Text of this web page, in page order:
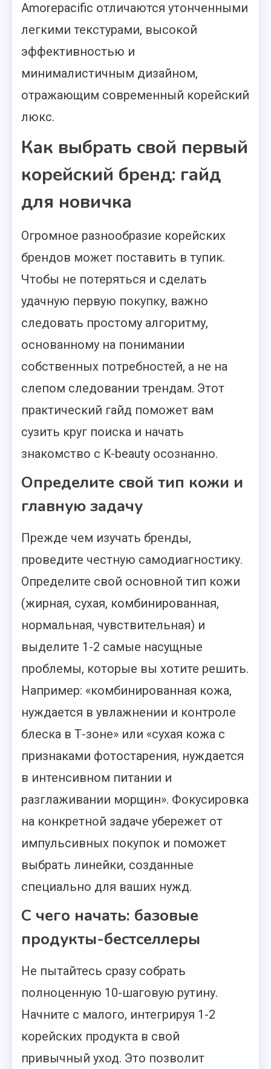
Amorepacific отличаются утонченными
легкими текстурами, высокой
эффективностью и
минималистичным дизайном,
отражающим современный корейский
люкс.
Как выбрать свой первый
корейский бренд: гайд
для новичка
Огромное разнообразие корейских
брендов может поставить в тупик.
Чтобы не потеряться и сделать
удачную первую покупку, важно
следовать простому алгоритму,
основанному на понимании
собственных потребностей, а не на
слепом следовании трендам. Этот
практический гайд поможет вам
сузить круг поиска и начать
знакомство с K-beauty осознанно.
Определите свой тип кожи и
главную задачу
Прежде чем изучать бренды,
проведите честную самодиагностику.
Определите свой основной тип кожи
(жирная, сухая, комбинированная,
нормальная, чувствительная) и
выделите 1-2 самые насущные
проблемы, которые вы хотите решить.
Например: «комбинированная кожа,
нуждается в увлажнении и контроле
блеска в Т-зоне» или «сухая кожа с
признаками фотостарения, нуждается
в интенсивном питании и
разглаживании морщин». Фокусировка
на конкретной задаче убережет от
импульсивных покупок и поможет
выбрать линейки, созданные
специально для ваших нужд.
С чего начать: базовые
продукты-бестселлеры
Не пытайтесь сразу собрать
полноценную 10-шаговую рутину.
Начните с малого, интегрируя 1-2
корейских продукта в свой
привычный уход. Это позволит